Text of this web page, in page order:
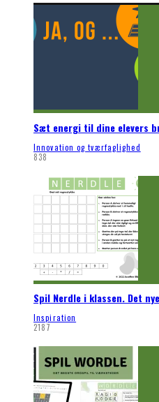
Sæt energi til dine elevers
Innovation og tværfaglighed
838
Spil Nerdle i klassen. Det
Inspiration
2187